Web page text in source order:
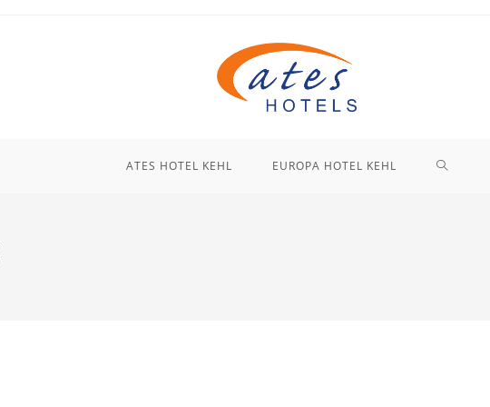
ATES HOTEL KEHL EUROPA HOTEL KEHL